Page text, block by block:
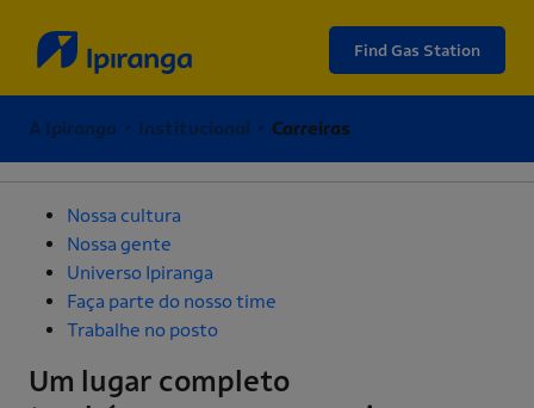
Find Gas Station
A Ipiranga • Institucional • Carreiras
Nossa cultura
Nossa gente
Universo Ipiranga
Faça parte do nosso time
Trabalhe no posto
Um lugar completo